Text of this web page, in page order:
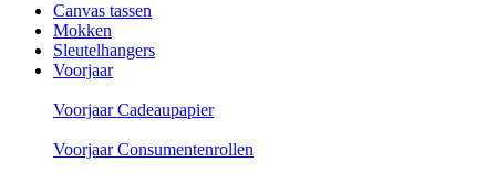
Canvas tassen
Mokken
Sleutelhangers
Voorjaar
Voorjaar Cadeaupapier
Voorjaar Consumentenrollen